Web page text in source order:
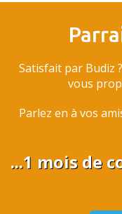
Satisfait par Budiz
vous
Parlez en à vos
...1 mois de